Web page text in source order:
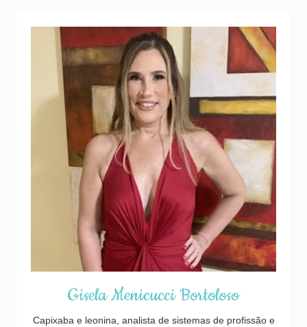
Gisela Menicucci Bortoloso
Capixaba e leonina, analista de sistemas de profissão e